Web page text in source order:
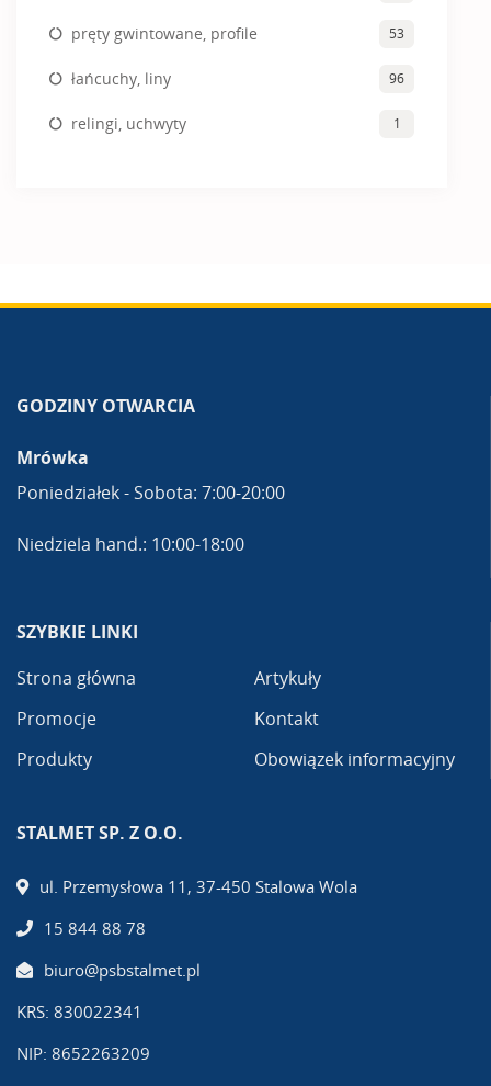
pręty gwintowane, profile 53
łańcuchy, liny 96
relingi, uchwyty 1
GODZINY OTWARCIA
Mrówka
Poniedziałek - Sobota: 7:00-20:00
Niedziela hand.: 10:00-18:00
SZYBKIE LINKI
Strona główna
Promocje
Produkty
Artykuły
Kontakt
Obowiązek informacyjny
STALMET SP. Z O.O.
ul. Przemysłowa 11, 37-450 Stalowa Wola
15 844 88 78
biuro@psbstalmet.pl
KRS: 830022341
NIP: 8652263209